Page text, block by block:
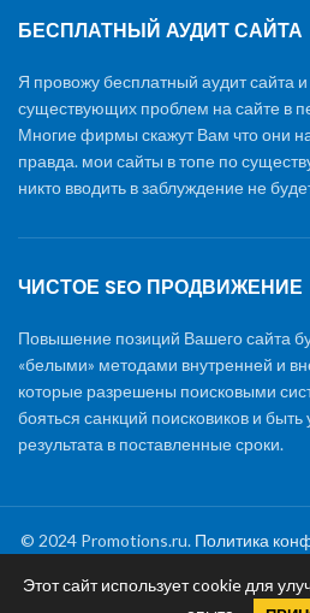
БЕСПЛАТНЫЙ АУДИТ САЙТА
Я провожу бесплатный аудит сайта
существующих проблем на сайте в
Многие фирмы скажут Вам что они
правда. мои сайты в топе по
никто вводить в заблуждение не
ЧИСТОЕ SEO ПРОДВИЖЕНИЕ
Повышение позиций Вашего сайта
«белыми» методами внутренней и
которые разрешены поисковыми
бояться санкций поисковиков и
результата в поставленные сроки.
© 2024 Promotions.ru. Политика
reserved
Раскрутка сайта |Создание
Этот сайт использует cookie для